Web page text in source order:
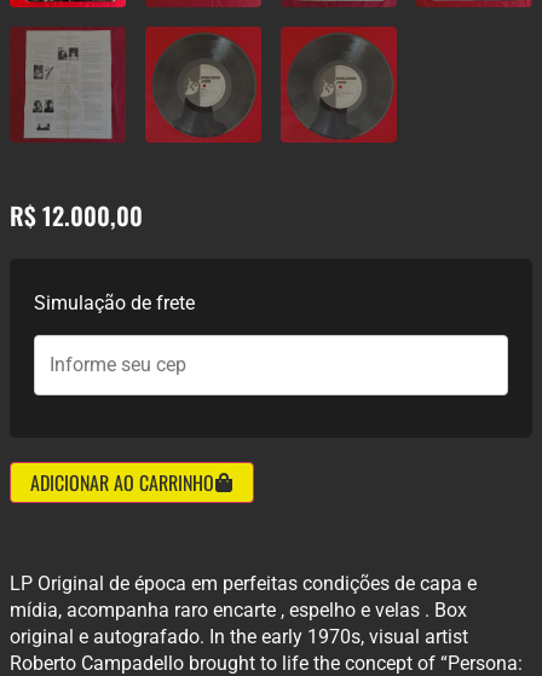
R$12.000,00
Simulação de frete
ADICIONAR AO CARRINHO
LP Original de época em perfeitas condições de capa e
mídia, acompanha raro encarte , espelho e velas . Box
original e autografado. In the early 1970s, visual artist
Roberto Campadello brought to life the concept of “Persona: